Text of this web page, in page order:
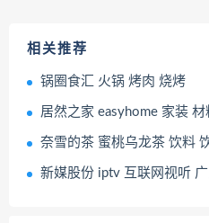
相关推荐
锅圈食汇 火锅 烤肉 烧烤
居然之家 easyhome 家装
奈雪的茶 蜜桃乌龙茶 饮料
新媒股份 iptv 互联网视听